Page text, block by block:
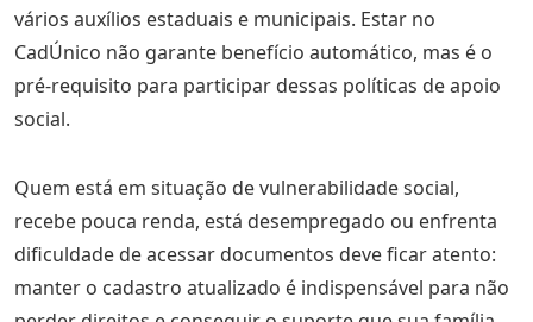
vários auxílios estaduais e municipais. Estar no
CadÚnico não garante benefício automático, mas é o
pré-requisito para participar dessas políticas de apoio
social.
Quem está em situação de vulnerabilidade social,
recebe pouca renda, está desempregado ou enfrenta
dificuldade de acessar documentos deve ficar atento:
manter o cadastro atualizado é indispensável para não